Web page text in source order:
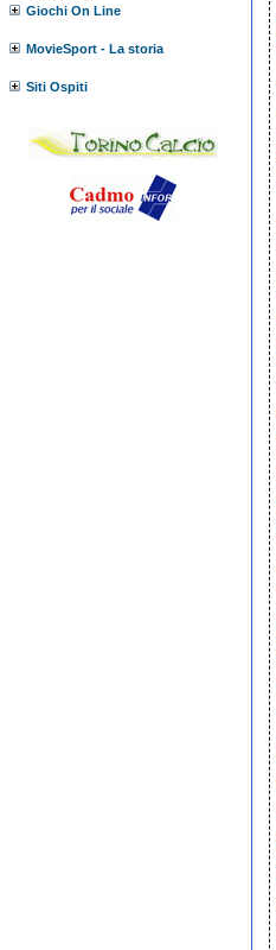
Giochi On Line
MovieSport - La storia
Siti Ospiti